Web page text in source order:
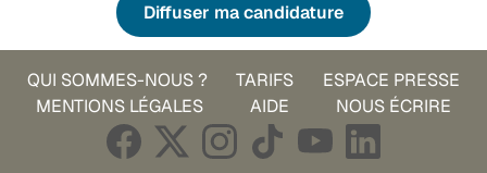
Diffuser ma candidature
QUI SOMMES-NOUS ? TARIFS
ESPACE PRESSE
MENTIONS LÉGALES
AIDE NOUS ÉCRIRE